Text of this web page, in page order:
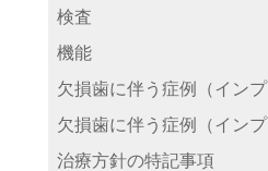
検査
機能
欠損歯に伴う症例（インプ
欠損歯に伴う症例（インプ
治療方針の特記事項